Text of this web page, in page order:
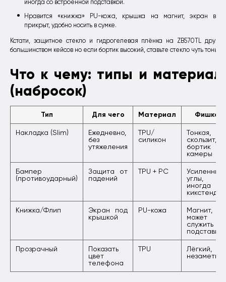
иногда со встроенной подставкой.
Нравится «книжка» PU-кожа, крышка на магнит, экран
прикрыт, удобно носить в сумке.
Кстати, защитное стекло и гидрогелевая плёнка на ZB570TL
большинством кейсов но если бортик высокий, ставьте стекло чуть
Что к чему: типы и
(набросок)
Тип Для чего Материал Фишка
Накладка (Slim)
Ежедневно,
без
утяжеления
TPU/
силикон
Тонкая,
скользит,
бортик
камеры
Бампер
(противоударный)
Защита от
падений
TPU + PC
Усиленные
углы,
иногда
кикстенд
Книжка/Флип
Экран под
крышкой
PU-кожа
Магнит,
может
служить
подставкой
Прозрачный
Показать
цвет
телефона
TPU
Лёгкий,